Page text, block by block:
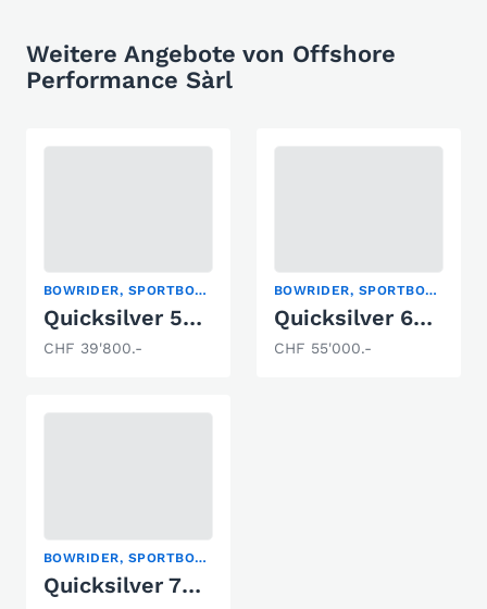
Weitere Angebote von Offshore
Performance Sàrl
BOWRIDER, SPORTBOOT
Quicksilver 525 AXESS / Mercury 100 prêt à naviguer
CHF 39'800.-
BOWRIDER, SPORTBOOT
Quicksilver 675 Bow Rider/200 pro xs
CHF 55'000.-
BOWRIDER, SPORTBOOT
Quicksilver 705 Open